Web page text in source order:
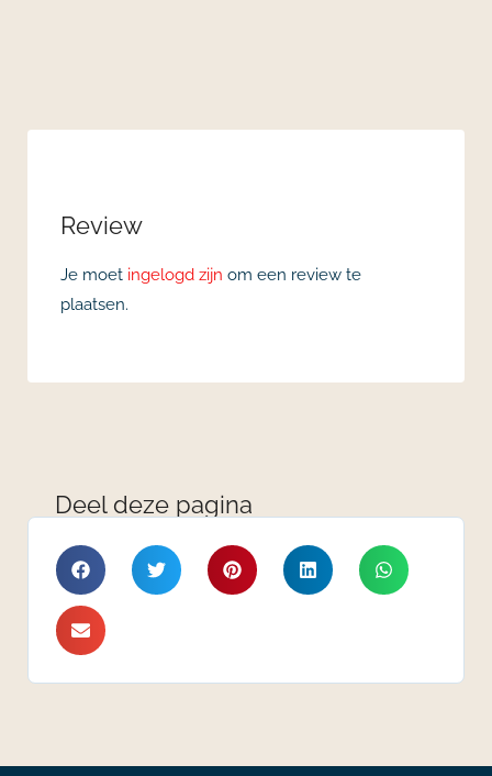
Review
Je moet ingelogd zijn om een review te
plaatsen.
Deel deze pagina